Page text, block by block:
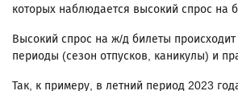
которых наблюдается высокий спрос на
Высокий спрос на ж/д билеты
периоды (сезон отпусков, каникулы) и
Так, к примеру, в летний период 2023